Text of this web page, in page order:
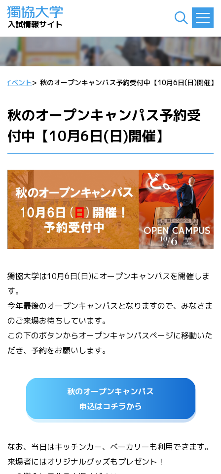
入試情報サイト
イベント> 秋のオープンキャンパス予約受付中【10月6日(日)開催】
秋のオープンキャンパス予約受
付中【10月6日(日)開催】
獨協大学は10月6日(日)にオープンキャンパスを開催しま
す。
今年最後のオープンキャンパスとなりますので、みなさま
のご来場お待ちしています。
この下のボタンからオープンキャンパスページに移動いた
だき、予約をお願いします。
秋のオープンキャンパス
申込はコチラから
なお、当日はキッチンカー、ベーカリーも利用できます。
来場者にはオリジナルグッズもプレゼント！